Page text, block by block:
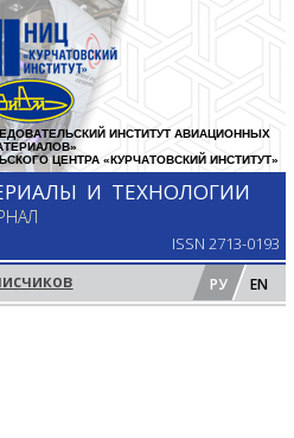
ИНСТИТУТ АВИАЦИОННЫХ
ЦЕНТРА «КУРЧАТОВСКИЙ ИНСТИТУТ»
И ТЕХНОЛОГИИ
ISSN 2713-0193
РУ EN